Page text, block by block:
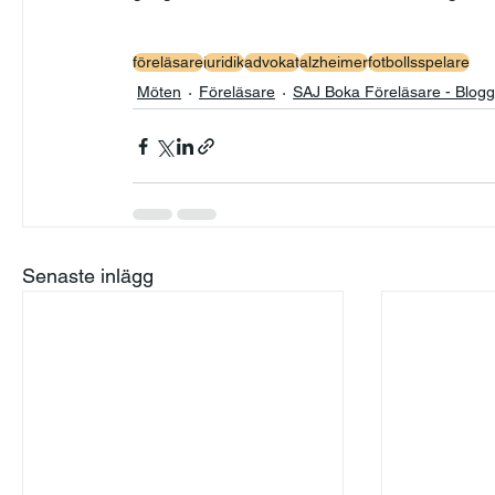
föreläsarejuridikadvokatalzheimerfotbollsspelare
Möten
Föreläsare SAJ Boka Föreläsare - Blogg
Senaste inlägg